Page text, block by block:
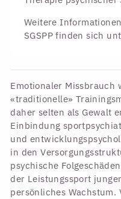
Weitere
SGSPP finden sich
Emotionaler Missbrauch
«traditionelle»
daher selten als Gewalt
Einbindung
und
in den
psychische
der Leistungssport
persönliches Wachstum.